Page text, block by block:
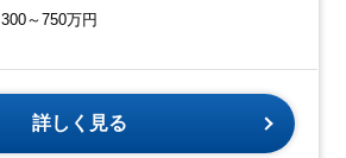
300～750万円
詳しく見る